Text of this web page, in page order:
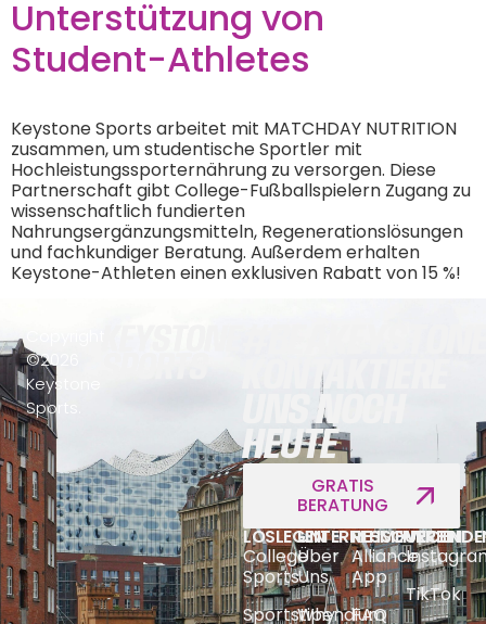
Unterstützung von
Student-Athletes
Keystone Sports arbeitet mit MATCHDAY NUTRITION
zusammen, um studentische Sportler mit
Hochleistungssporternährung zu versorgen. Diese
Partnerschaft gibt College-Fußballspielern Zugang zu
wissenschaftlich fundierten
Nahrungsergänzungsmitteln, Regenerationslösungen
und fachkundiger Beratung. Außerdem erhalten
Keystone-Athleten einen exklusiven Rabatt von 15 %!
KONTAKTIERE
UNS NOCH
HEUTE
GRATIS
BERATUNG
LOSLEGEN
College
Sports
Sportstipendium
UNTERNEHMEN
Über
Uns
Why
RESSOURCEN
Alliance
App
FAQ
TikTok
©2026
Keystone
Sports.